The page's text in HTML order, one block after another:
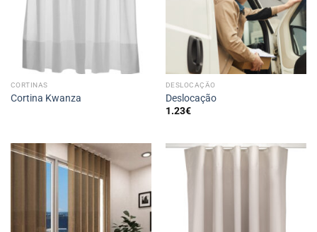
CORTINAS
Cortina Kwanza
DESLOCAÇÃO
Deslocação
1.23€